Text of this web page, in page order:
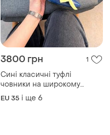
3800 грн 1
Сині класичні туфлі
човники на широкому
каблуку з великим жовтим
EU 35 і ще 6